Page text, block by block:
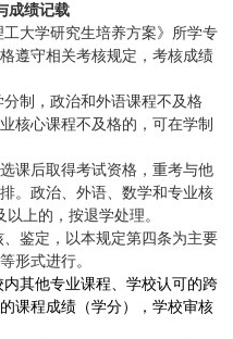
成绩记载
大学研究生培养方案》所学专
遵守相关考核规定，考核成绩
制，政治和外语课程不及格
核心课程不及格的，可在学制
课后取得考试资格，重考与他
。政治、外语、数学和专业核
以上的，按退学处理。
鉴定，以本规定第四条为主要
形式进行。
其他专业课程、学校认可的跨
课程成绩（学分），学校审核